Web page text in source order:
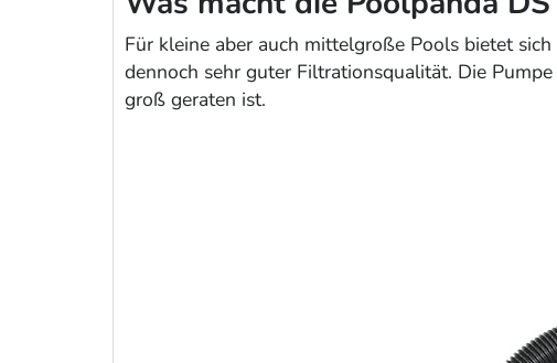
Für kleine aber auch mittelgroße Pools bietet
dennoch sehr guter Filtrationsqualität. Die
groß geraten ist.